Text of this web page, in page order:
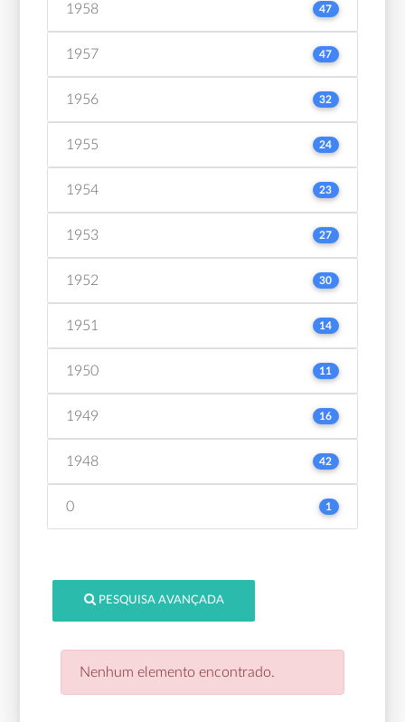
1958 47
1957 47
1956 32
1955 24
1954 23
1953 27
1952 30
1951 14
1950 11
1949 16
1948 42
0 1
PESQUISA AVANÇADA
Nenhum elemento encontrado.